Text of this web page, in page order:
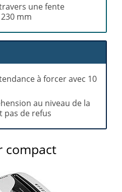
une fente
mm
à forcer avec 10
au niveau de la
pas de refus
compact